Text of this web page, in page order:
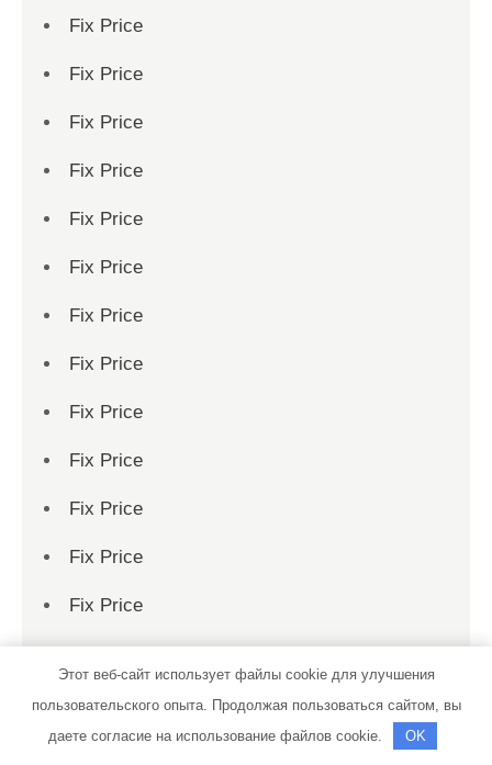
Fix Price
Fix Price
Fix Price
Fix Price
Fix Price
Fix Price
Fix Price
Fix Price
Fix Price
Fix Price
Fix Price
Fix Price
Fix Price
Fix Price
Fix Price
Этот веб-сайт использует файлы cookie для улучшения
пользовательского опыта. Продолжая пользоваться сайтом, вы
даете согласие на использование файлов cookie.
OK